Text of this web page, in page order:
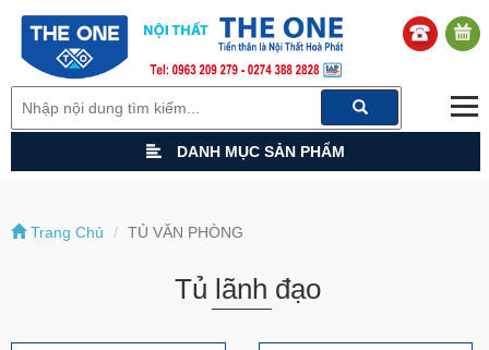
DANH MỤC SẢN PHẨM
Trang Chủ TỦ VĂN PHÒNG
Tủ lãnh đạo